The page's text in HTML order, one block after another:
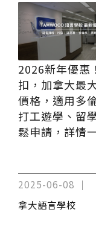
2026新年優惠
扣，加拿大最
價格，適用多
打工遊學、留
鬆申請，詳情
2025-06-08
拿大語言學校